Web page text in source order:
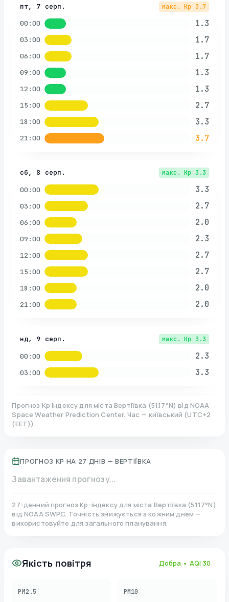
пт, 7 серп. макс. Kp 3.7
00:00 1.3
03:00 1.7
06:00 1.7
09:00 1.3
12:00 1.3
15:00 2.7
18:00 3.3
21:00 3.7
сб, 8 серп. макс. Kp 3.3
00:00 3.3
03:00 2.7
06:00 2.0
09:00 2.3
12:00 2.7
15:00 2.7
18:00 2.0
21:00 2.0
нд, 9 серп. макс. Kp 3.3
00:00 2.3
03:00 3.3
Прогноз Kp індексу для міста Вертіївка (51.17°N)від NOAA
Space Weather Prediction Center. Час — київський (UTC+2
(EET)).
ПРОГНОЗ KP НА 27 ДНІВ — ВЕРТІЇВКА
Завантаження прогнозу...
27-денний прогноз Kp-індексу для міста Вертіївка (51.17°N)
від NOAA SWPC. Точність знижується з кожним днем —
використовуйте для загального планування.
Якість повітря Добра • AQI 30
PM2.5 PM10